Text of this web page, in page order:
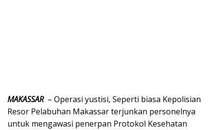
MAKASSAR – Operasi yustisi, Seperti biasa Kepolisian
Resor Pelabuhan Makassar terjunkan personelnya
untuk mengawasi penerpan Protokol Kesehatan